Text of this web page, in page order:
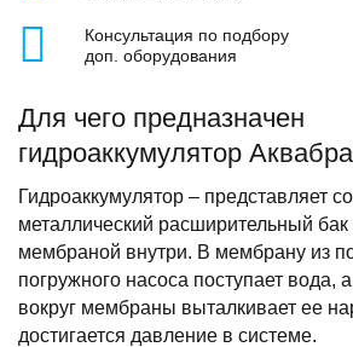
Консультация по подбору
доп. оборудования
Для чего предназначен
гидроаккумулятор
Гидроаккумулятор – представляет
металлический расширительный бак
мембраной внутри. В мембрану из
погружного насоса поступает вода,
вокруг мембраны выталкивает ее
достигается давление в системе.